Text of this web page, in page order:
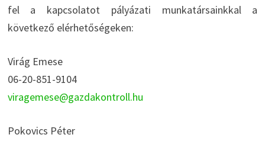
fel a kapcsolatot pályázati munkatársainkkal a
következő elérhetőségeken:
Virág Emese
06-20-851-9104
viragemese@gazdakontroll.hu
Pokovics Péter